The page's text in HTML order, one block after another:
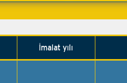
İmalat yılı